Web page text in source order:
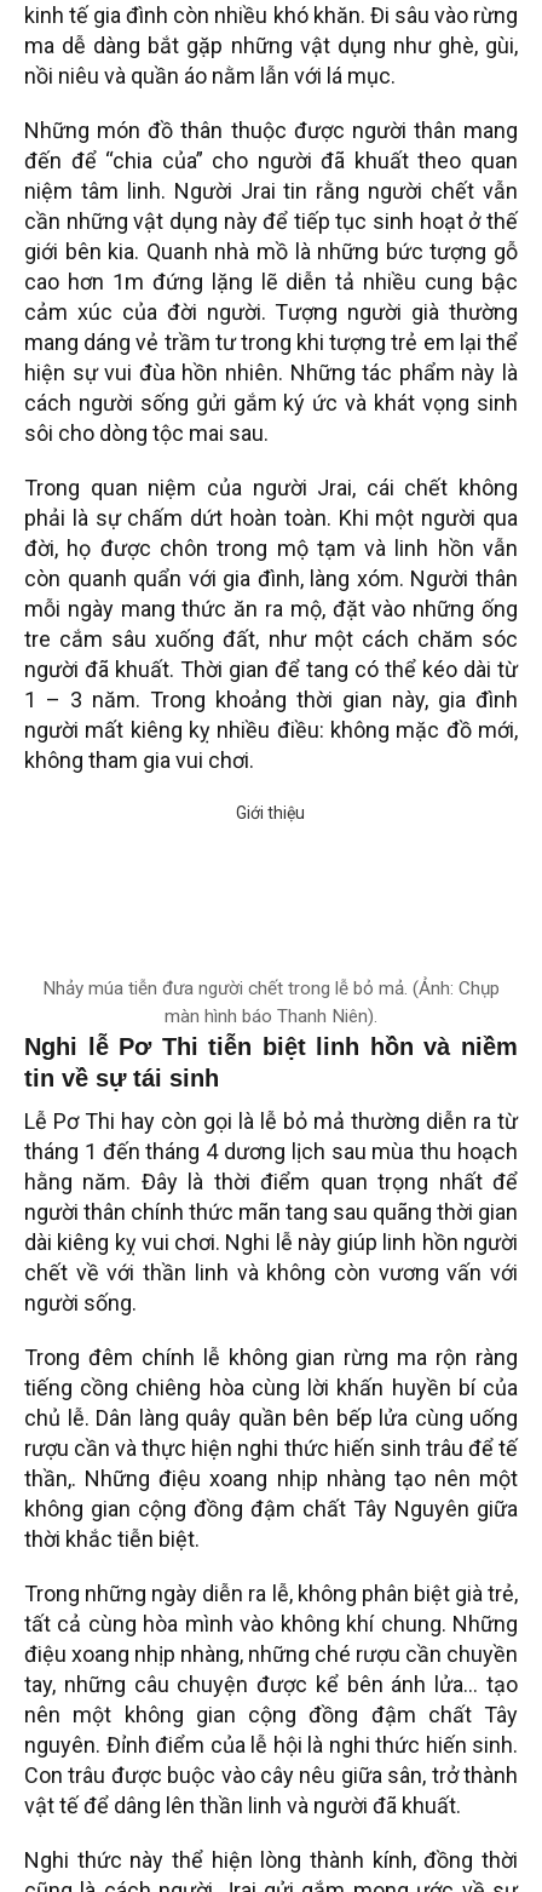
kinh tế gia đình còn nhiều khó khăn. Đi sâu vào rừng
ma dễ dàng bắt gặp những vật dụng như ghè, gùi,
nồi niêu và quần áo nằm lẫn với lá mục.
Những món đồ thân thuộc được người thân mang
đến để “chia của” cho người đã khuất theo quan
niệm tâm linh. Người Jrai tin rằng người chết vẫn
cần những vật dụng này để tiếp tục sinh hoạt ở thế
giới bên kia. Quanh nhà mồ là những bức tượng gỗ
cao hơn 1m đứng lặng lẽ diễn tả nhiều cung bậc
cảm xúc của đời người. Tượng người già thường
mang dáng vẻ trầm tư trong khi tượng trẻ em lại thể
hiện sự vui đùa hồn nhiên. Những tác phẩm này là
cách người sống gửi gắm ký ức và khát vọng sinh
sôi cho dòng tộc mai sau.
Trong quan niệm của người Jrai, cái chết không
phải là sự chấm dứt hoàn toàn. Khi một người qua
đời, họ được chôn trong mộ tạm và linh hồn vẫn
còn quanh quẩn với gia đình, làng xóm. Người thân
mỗi ngày mang thức ăn ra mộ, đặt vào những ống
tre cắm sâu xuống đất, như một cách chăm sóc
người đã khuất. Thời gian để tang có thể kéo dài từ
1 – 3 năm. Trong khoảng thời gian này, gia đình
người mất kiêng kỵ nhiều điều: không mặc đồ mới,
không tham gia vui chơi.
Nhảy múa tiễn đưa người chết trong lễ bỏ mả. (Ảnh: Chụp
màn hình báo Thanh Niên).
Nghi lễ Pơ Thi tiễn biệt linh hồn và niềm
tin về sự tái sinh
Lễ Pơ Thi hay còn gọi là lễ bỏ mả thường diễn ra từ
tháng 1 đến tháng 4 dương lịch sau mùa thu hoạch
hằng năm. Đây là thời điểm quan trọng nhất để
người thân chính thức mãn tang sau quãng thời gian
dài kiêng kỵ vui chơi. Nghi lễ này giúp linh hồn người
chết về với thần linh và không còn vương vấn với
người sống.
Trong đêm chính lễ không gian rừng ma rộn ràng
tiếng cồng chiêng hòa cùng lời khấn huyền bí của
chủ lễ. Dân làng quây quần bên bếp lửa cùng uống
rượu cần và thực hiện nghi thức hiến sinh trâu để tế
thần,. Những điệu xoang nhịp nhàng tạo nên một
không gian cộng đồng đậm chất Tây Nguyên giữa
thời khắc tiễn biệt.
Trong những ngày diễn ra lễ, không phân biệt già trẻ,
tất cả cùng hòa mình vào không khí chung. Những
điệu xoang nhịp nhàng, những ché rượu cần chuyền
tay, những câu chuyện được kể bên ánh lửa… tạo
nên một không gian cộng đồng đậm chất Tây
nguyên. Đỉnh điểm của lễ hội là nghi thức hiến sinh.
Con trâu được buộc vào cây nêu giữa sân, trở thành
vật tế để dâng lên thần linh và người đã khuất.
Nghi thức này thể hiện lòng thành kính, đồng thời